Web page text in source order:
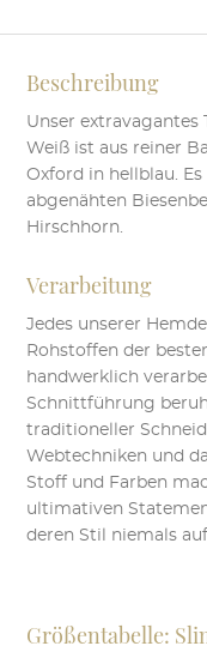
Beschreibung
Unser extravagantes
Weiß ist aus reiner
Oxford in hellblau.
abgenähten
Hirschhorn.
Verarbeitung
Jedes unserer
Rohstoffen der
handwerklich
Schnittführung
traditioneller
Webtechniken und
Stoff und Farben
ultimativen
deren Stil niemals
Größentabelle: